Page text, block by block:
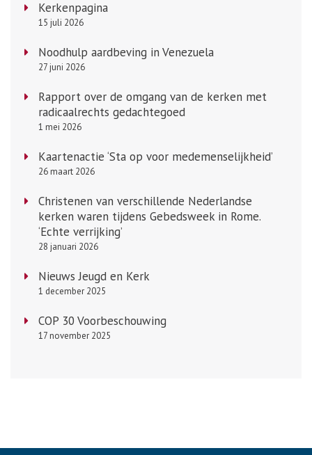
Kerkenpagina
15 juli 2026
Noodhulp aardbeving in Venezuela
27 juni 2026
Rapport over de omgang van de kerken met
radicaalrechts gedachtegoed
1 mei 2026
Kaartenactie ‘Sta op voor medemenselijkheid’
26 maart 2026
Christenen van verschillende Nederlandse
kerken waren tijdens Gebedsweek in Rome.
‘Echte verrijking’
28 januari 2026
Nieuws Jeugd en Kerk
1 december 2025
COP 30 Voorbeschouwing
17 november 2025